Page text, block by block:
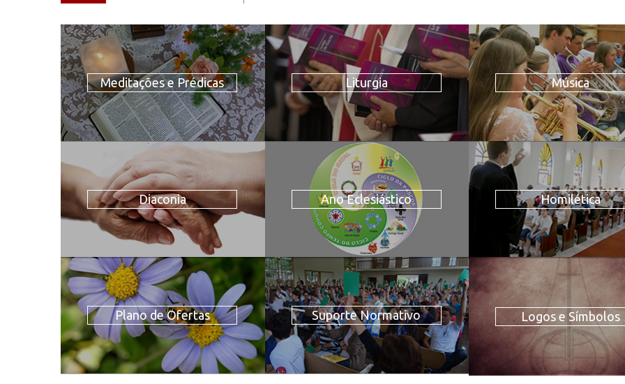
Meditações e Prédicas Liturgia Música
Diaconia Ano Eclesiástico Homilética
Plano de Ofertas Suporte Normativo Logos e Símbolos